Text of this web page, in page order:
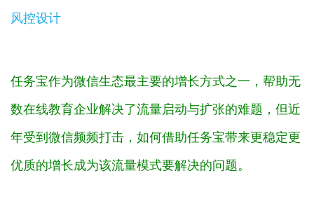
任务宝作为微信生态最主要的增长方式之一，帮助无
数在线教育企业解决了流量启动与扩张的难题，但近
年受到微信频频打击，如何借助任务宝带来更稳定更
优质的增长成为该流量模式要解决的问题。